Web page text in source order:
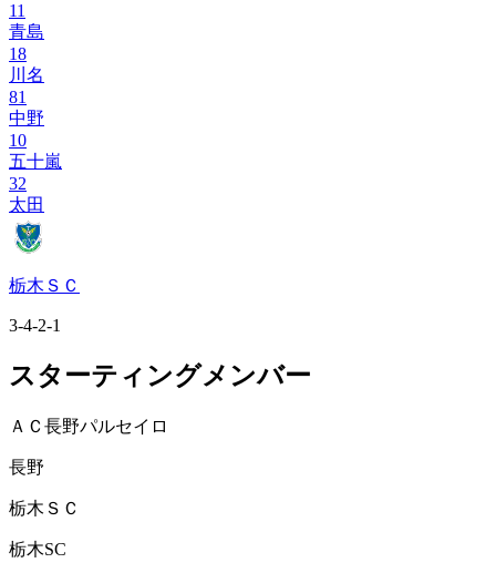
11
青島
18
川名
81
中野
10
五十嵐
32
太田
栃木ＳＣ
3-4-2-1
スターティングメンバー
ＡＣ長野パルセイロ
長野
栃木ＳＣ
栃木SC